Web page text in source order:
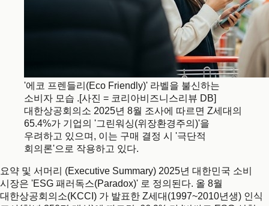
'에코 프렌들리(Eco Friendly)' 라벨을 불신하는
소비자 모습 .[사진 = 코리아비즈니스리뷰 DB]
대한상공회의소 2025년 8월 조사에 따르면 Z세대의
65.4%가 기업의 '그린워싱(위장환경주의)'을
우려하고 있으며, 이는 구매 결정 시 '극단적
회의론'으로 작용하고 있다.
요약 및 서머리 (Executive Summary) 2025년 대한민국 소비
시장은 'ESG 패러독스(Paradox)' 로 정의된다. 올 8월
대한상공회의소(KCCI) 가 발표한 Z세대(1997~2010년생) 인식